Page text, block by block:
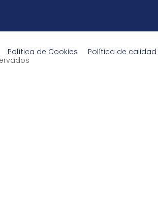
Política de Cookies Política de calidad